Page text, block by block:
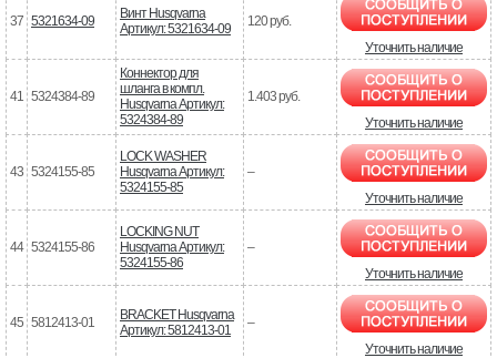
37 5321634-09
Винт Husqvarna
Артикул: 5321634-09
120 руб.
Уточнить наличие
41 5324384-89
Коннектор для
шланга в компл.
Husqvarna Артикул:
5324384-89
1.403 руб.
Уточнить наличие
43 5324155-85
LOCK WASHER
Husqvarna Артикул:
5324155-85
–
Уточнить наличие
44 5324155-86
LOCKING NUT
Husqvarna Артикул:
5324155-86
–
Уточнить наличие
45 5812413-01
BRACKET Husqvarna
Артикул: 5812413-01
–
Уточнить наличие